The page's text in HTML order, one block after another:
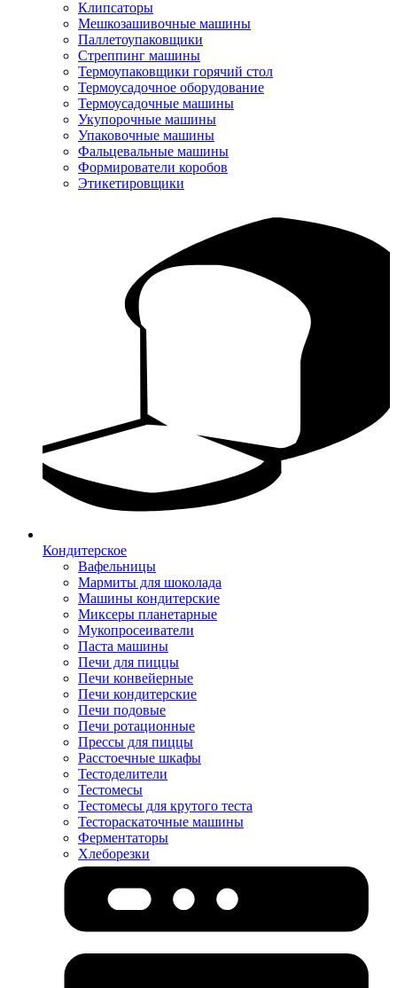
Клипсаторы
Мешкозашивочные машины
Паллетоупаковщики
Стреппинг машины
Термоупаковщики горячий стол
Термоусадочное оборудование
Термоусадочные машины
Укупорочные машины
Упаковочные машины
Фальцевальные машины
Формирователи коробов
Этикетировщики
Кондитерское
Вафельницы
Мармиты для шоколада
Машины кондитерские
Миксеры планетарные
Мукопросеиватели
Паста машины
Печи для пиццы
Печи конвейерные
Печи кондитерские
Печи подовые
Печи ротационные
Прессы для пиццы
Расстоечные шкафы
Тестоделители
Тестомесы
Тестомесы для крутого теста
Тестораскаточные машины
Ферментаторы
Хлеборезки